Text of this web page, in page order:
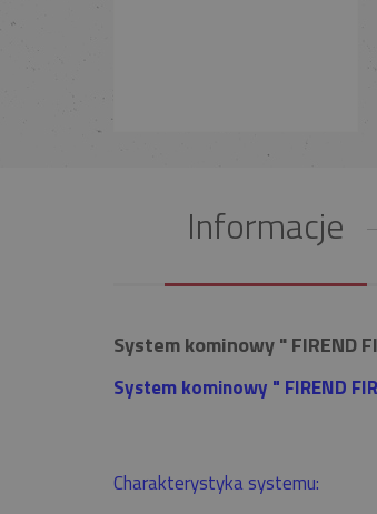
Informacje
System kominowy " FIREND
System kominowy " FIREND
Charakterystyka systemu: